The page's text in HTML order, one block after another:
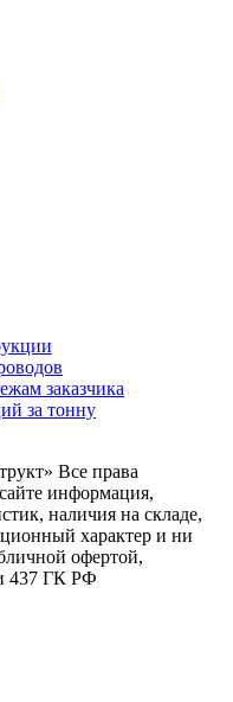
заказчика
за тонну
Все права
информация,
наличия на складе,
характер и ни
офертой,
437 ГК РФ